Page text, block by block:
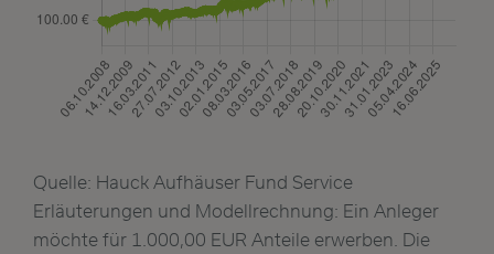
Quelle: Hauck Aufhäuser Fund Service
Erläuterungen und Modellrechnung: Ein Anleger
möchte für 1.000,00 EUR Anteile erwerben. Die